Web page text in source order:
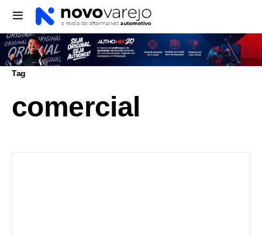
Tag
comercial